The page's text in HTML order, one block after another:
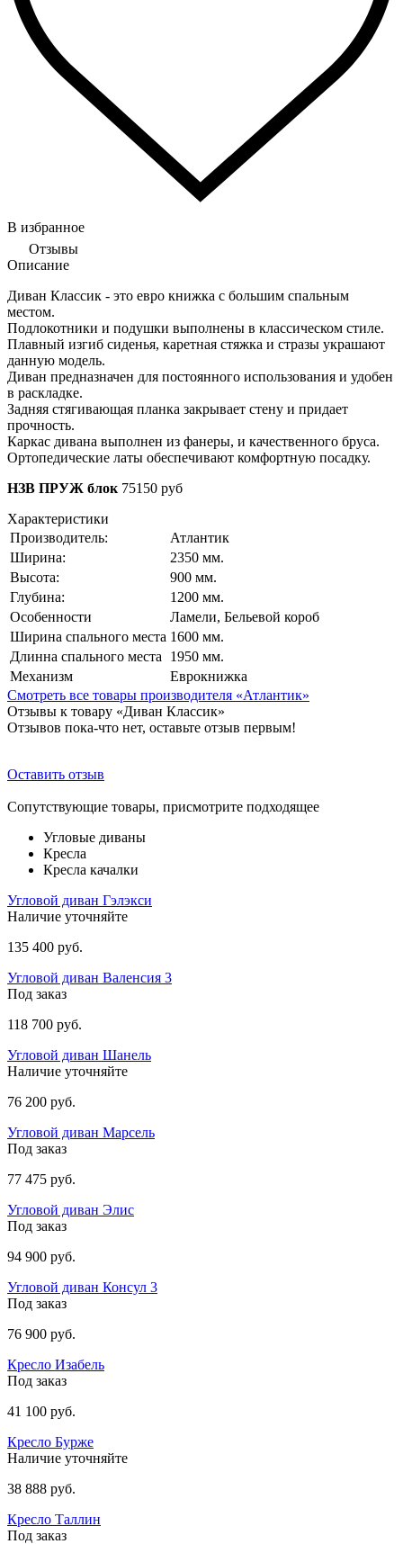
В избранное
Отзывы
Описание
Диван Классик - это евро книжка с большим спальным
местом.
Подлокотники и подушки выполнены в классическом стиле.
Плавный изгиб сиденья, каретная стяжка и стразы украшают
данную модель.
Диван предназначен для постоянного использования и удобен
в раскладке.
Задняя стягивающая планка закрывает стену и придает
прочность.
Каркас дивана выполнен из фанеры, и качественного бруса.
Ортопедические латы обеспечивают комфортную посадку.
НЗВ ПРУЖ блок 75150 руб
Характеристики
Производитель:
Атлантик
Ширина:
2350 мм.
Высота:
900 мм.
Глубина:
1200 мм.
Особенности
Ламели, Бельевой короб
Ширина спального места 1600 мм.
Длинна спального места
1950 мм.
Механизм
Еврокнижка
Смотреть все товары производителя «Атлантик»
Отзывы к товару «Диван Классик»
Отзывов пока-что нет, оставьте отзыв первым!
Оставить отзыв
Сопутствующие товары, присмотрите подходящее
Угловые диваны
Кресла
Кресла качалки
Угловой диван Гэлэкси
Наличие уточняйте
135 400 руб.
Угловой диван Валенсия 3
Под заказ
118 700 руб.
Угловой диван Шанель
Наличие уточняйте
76 200 руб.
Угловой диван Марсель
Под заказ
77 475 руб.
Угловой диван Элис
Под заказ
94 900 руб.
Угловой диван Консул 3
Под заказ
76 900 руб.
Кресло Изабель
Под заказ
41 100 руб.
Кресло Бурже
Наличие уточняйте
38 888 руб.
Кресло Таллин
Под заказ